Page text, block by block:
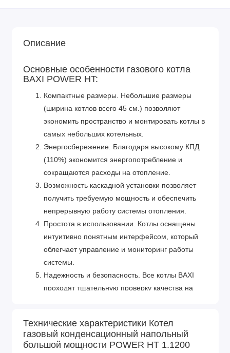
Описание
Основные особенности газового котла
BAXI POWER HT:
Компактные размеры. Небольшие размеры
(ширина котлов всего 45 см.) позволяют
экономить пространство и монтировать котлы в
самых небольших котельных.
Энергосбережение. Благодаря высокому КПД
(110%) экономится энергопотребление и
сокращаются расходы на отопление.
Возможность каскадной установки позволяет
получить требуемую мощность и обеспечить
непрерывную работу системы отопления.
Простота в использовании. Котлы оснащены
интуитивно понятным интерфейсом, который
облегчает управление и мониторинг работы
системы.
Надежность и безопасность. Все котлы BAXI
проходят тщательную проверку качества на
всего срока службы.
Технические характеристики Котел
газовый конденсационный напольный
большой мощности POWER HT 1.1200